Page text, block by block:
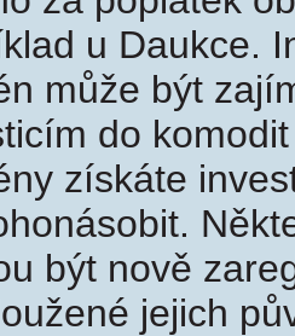
u Daukce.
může být
do
získáte
být nově
jejich